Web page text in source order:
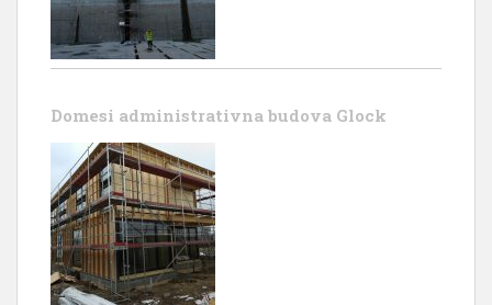
Domesi administrativna budova Glock